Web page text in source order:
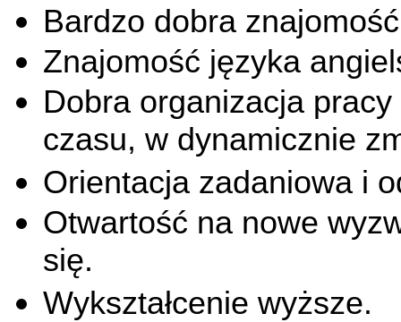
Bardzo dobra
Znajomość języka
Dobra organizacja
czasu, w dynamicznie
Orientacja zadaniowa i
Otwartość na nowe
się.
Wykształcenie wyższe.